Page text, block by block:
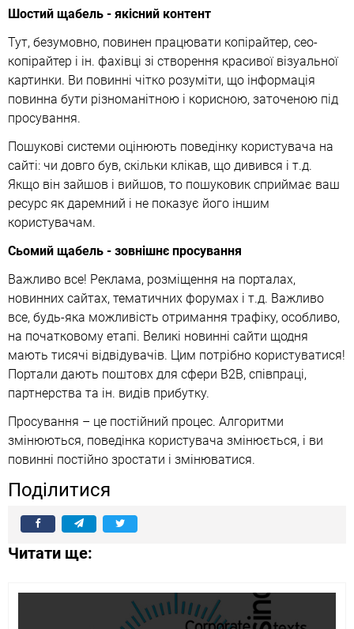
Шостий щабель - якісний контент
Тут, безумовно, повинен працювати копірайтер, сео-
копірайтер і ін. фахівці зі створення красивої візуальної
картинки. Ви повинні чітко розуміти, що інформація
повинна бути різноманітною і корисною, заточеною під
просування.
Пошукові системи оцінюють поведінку користувача на
сайті: чи довго був, скільки клікав, що дивився і т.д.
Якщо він зайшов і вийшов, то пошуковик сприймає ваш
ресурс як даремний і не показує його іншим
користувачам.
Сьомий щабель - зовнішнє просування
Важливо все! Реклама, розміщення на порталах,
новинних сайтах, тематичних форумах і т.д. Важливо
все, будь-яка можливість отримання трафіку, особливо,
на початковому етапі. Великі новинні сайти щодня
мають тисячі відвідувачів. Цим потрібно користуватися!
Портали дають поштовх для сфери B2B, співпраці,
партнерства та ін. видів прибутку.
Просування – це постійний процес. Алгоритми
змінюються, поведінка користувача змінюється, і ви
повинні постійно зростати і змінюватися.
Поділитися
Читати ще: